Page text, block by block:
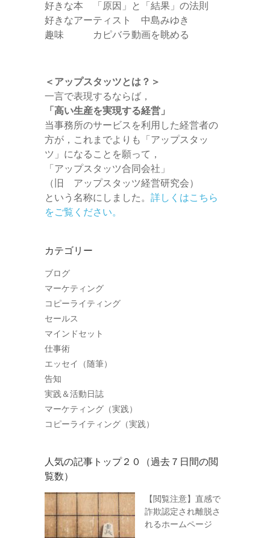
好きな本 「原因」と「結果」の法則
好きなアーティスト 中島みゆき
趣味 カピバラ動画を眺める
＜アップスタッツとは？＞
一言で表現するならば，
「高い生産を実現する経営」
当事務所のサービスを利用した経営者の
方が，これまでよりも「アップスタッ
ツ」になることを願って，
「アップスタッツ合同会社」
（旧 アップスタッツ経営研究会）
という名称にしました。 詳しくはこちら
をご覧ください。
カテゴリー
ブログ
マーケティング
コピーライティング
セールス
マインドセット
仕事術
エッセイ（随筆）
告知
実践＆活動日誌
マーケティング（実践）
コピーライティング（実践）
人気の記事トップ２０（過去７日間の閲
覧数）
【閲覧注意】直感で
詐欺認定され離脱さ
れるホームページ